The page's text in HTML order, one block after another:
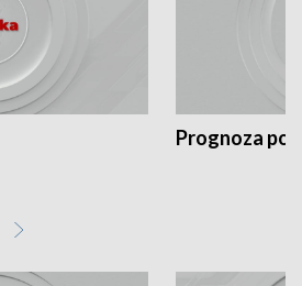
Prognoza